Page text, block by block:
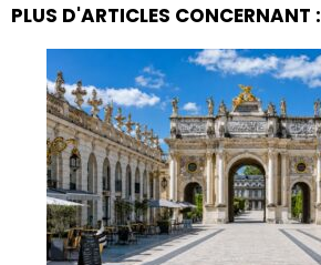
PLUS D'ARTICLES CONCERNANT :